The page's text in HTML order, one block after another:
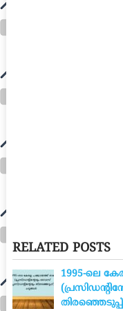
RELATED POSTS
1995-ലെ